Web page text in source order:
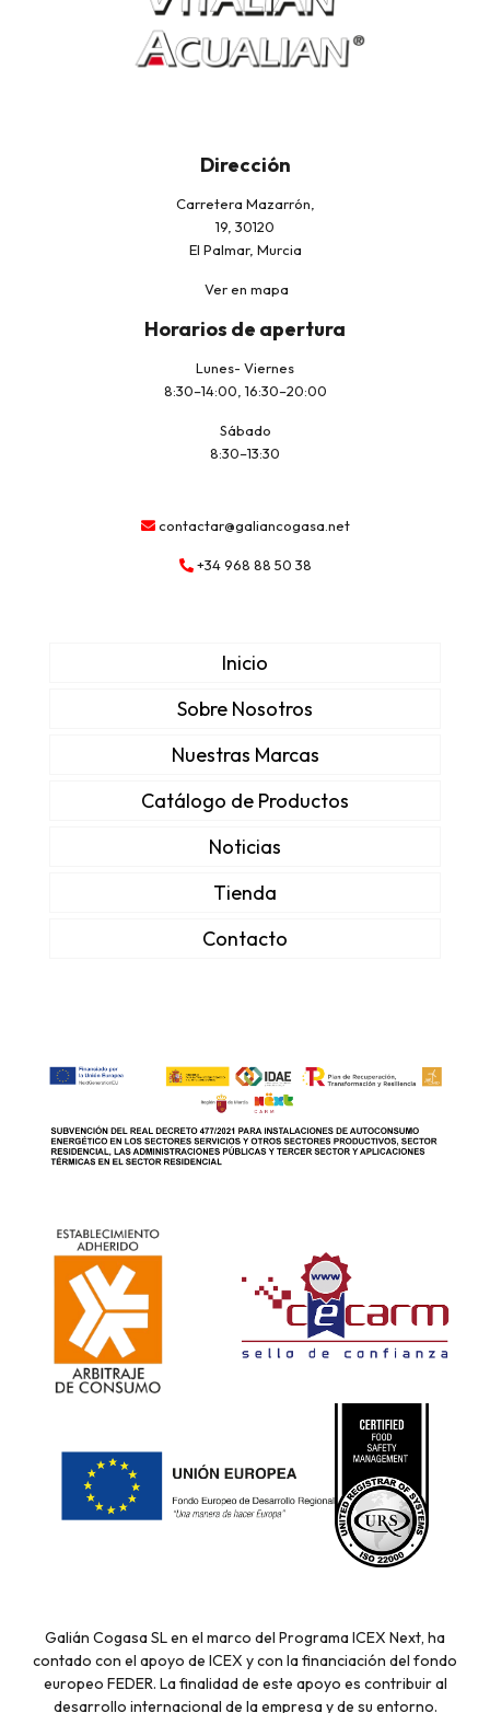
Dirección
Carretera Mazarrón,
19, 30120
El Palmar, Murcia
Ver en mapa
Horarios de apertura
Lunes- Viernes
8:30–14:00, 16:30–20:00
Sábado
8:30–13:30
contactar@galiancogasa.net
+34 968 88 50 38
Inicio
Sobre Nosotros
Nuestras Marcas
Catálogo de Productos
Noticias
Tienda
Contacto
Galián Cogasa SL en el marco del Programa ICEX Next, ha
contado con el apoyo de ICEX y con la financiación del fondo
europeo FEDER. La finalidad de este apoyo es contribuir al
desarrollo internacional de la empresa y de su entorno.